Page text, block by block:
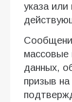
указа или
массовые
данных,
призыв